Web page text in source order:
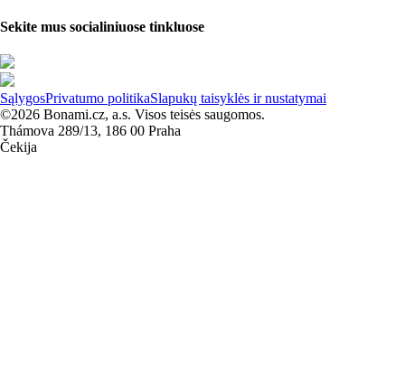
Sekite mus socialiniuose tinkluose
SąlygosPrivatumo politikaSlapukų taisyklės ir nustatymai
©2026 Bonami.cz, a.s. Visos teisės saugomos.
Thámova 289/13, 186 00 Praha
Čekija